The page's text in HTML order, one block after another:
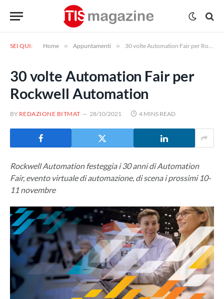
SEI QUI: Home » Appuntamenti » 30 volte Automation Fair per Rockwell Automation
30 volte Automation Fair per
Rockwell Automation
BY REDAZIONE BITMAT 28/10/2021 4 MINS READ
Rockwell Automation festeggia i 30 anni di Automation
Fair, evento virtuale di automazione, di scena i prossimi 10-
11 novembre